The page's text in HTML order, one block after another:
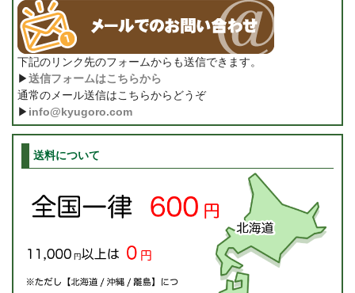
下記のリンク先のフォームからも送信できます。
▶送信フォームはこちらから
通常のメール送信はこちらからどうぞ
▶ info@kyugoro.com
送料について